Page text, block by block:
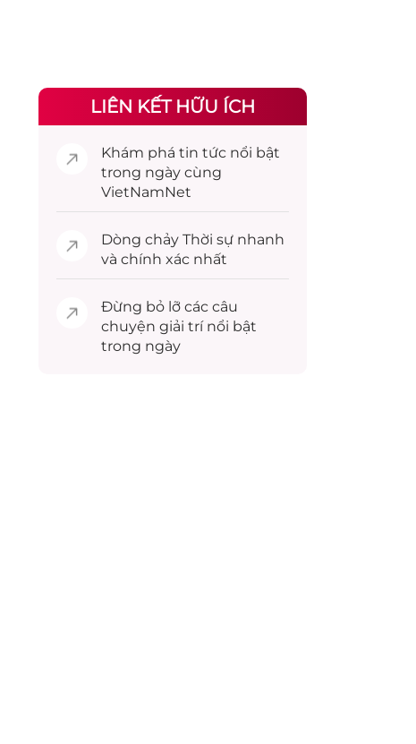
LIÊN KẾT HỮU ÍCH
Khám phá tin tức nổi bật
trong ngày cùng
VietNamNet
Dòng chảy Thời sự nhanh
và chính xác nhất
Đừng bỏ lỡ các câu
chuyện giải trínổi bật
trong ngày